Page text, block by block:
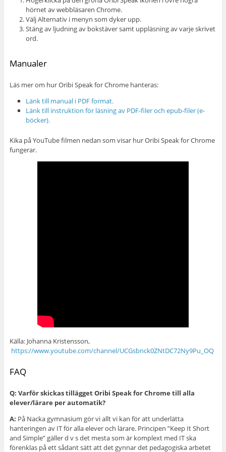
hörnet av webbläsaren Chrome.
Välj Alternativ i menyn som dyker upp.
Stäng av ljudning av bokstäver samt uppläsning av varje skrivet
ord.
Manualer
Läs mer om hur Oribi Speak for Chrome hanteras:
Länk till manual i PDF format.
Länk till instruktion för läsning av PDF-filer och epub-filer (e-
böcker).
Kika på YouTube filmen nedan som visar hur Oribi Speak for Chrome
fungerar.
Källa: Johanna Kristensson,
https://www.youtube.com/channel/UCGsbnck0ZNtDC72Ny9Pu_OQ
FAQ
Q: Varför skickas tillägget Oribi Speak for Chrome till alla
elever/lärare per automatik?
A: På Nacka gymnasium gör vi allt vi kan för att underlätta
hanteringen av IT för alla elever och lärare. Principen ”Keep It Short
and Simple” gäller d v s det mesta som är komplext med IT ska
förenklas på ett sådant sätt att det gynnar det pedagogiska arbetet